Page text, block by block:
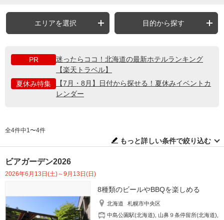
エリアを選択 目的から探す
PR
迷ったらココ！北海道の最新ホテルランキング
【楽天トラベル】
夏休み特集
【7月・8月】日付から探せる！夏休みイベントカ
レンダー
全4件中1〜4件
もっと詳しい条件で絞り込む
ビアガーデン2026
2026年6月13日(土)～9月13日(日)
8種類のビールやBBQを楽しめる
北海道
札幌市中央区
中島公園駅(北海道)
山鼻９条停留所(北海道)